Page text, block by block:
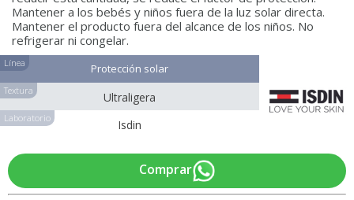
Mantener a los bebés y niños fuera de la luz solar directa.
Mantener el producto fuera del alcance de los niños. No
refrigerar ni congelar.
Línea Protección solar
Textura Ultraligera
Laboratorio Isdin
Comprar